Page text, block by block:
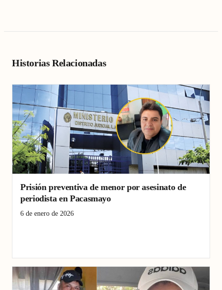
Historias Relacionadas
Prisión preventiva de menor por asesinato de
periodista en Pacasmayo
6 de enero de 2026